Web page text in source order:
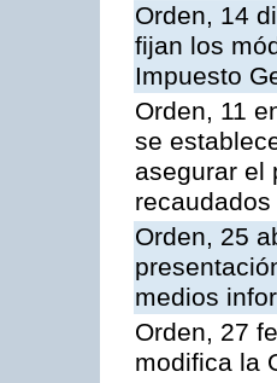
Orden, 14
fijan los
Impuesto
Orden, 11
se
asegurar el
Orden, 25
medios
Orden, 27
modifica la